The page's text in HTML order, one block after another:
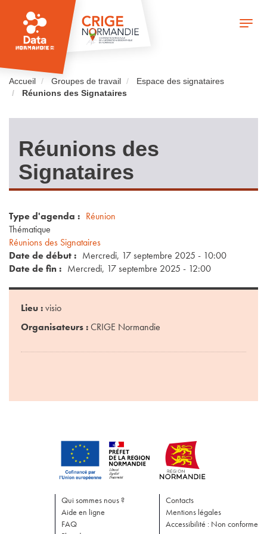
principal
Toggle
Accueil Groupes de travail
Espace des signataires
Réunions des Signataires
Réunions des
Signataires
Type d'agenda
Réunion
Thématique
Réunions des Signataires
Date de début
Mercredi, 17 septembre 2025 - 10:00
Date de fin
Mercredi, 17 septembre 2025 - 12:00
Lieu :visio
Organisateurs :CRIGE Normandie
Qui sommes nous ?
Aide en ligne
FAQ
Contacts
Mentions légales
Accessibilité : Non conforme